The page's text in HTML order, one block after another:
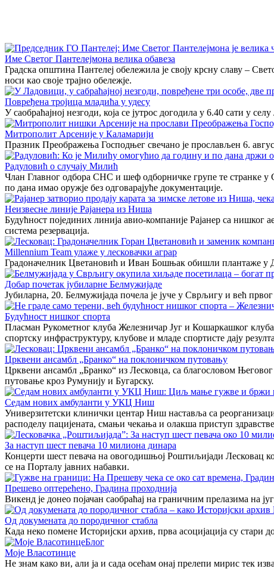
Име Светог Пантелејмона велика обавеза
Градска општина Пантелеј обележила је своју крсну славу –
носи као своје трајно обележје.
Повређена тројица младића у удесу
У саобраћајној незгоди, која се јутрос догодила у 6.40 сати у
Митрополит Арсеније у Каламарији
Празник Преображења Господњег свечано је прослављен 6.
Радуловић о случају Милић
Члан Главног одбора СНС и шеф одборничке групе те странке
по дана имао оружје без одговарајуће документације.
Неизвесне линије Рајанера из Ниша
Будућност појединих линија авио-компаније Рајанер са нишког
система резервација.
Millennium Team улаже у лесковачки аграр
Градоначелник Цветановић и Иван Бошњак обишли плантаже
Добар почетак јубиларне Белмужијаде
Јубиларна, 20. Белмужијада почела је јуче у Сврљигу и већ
Будућност нишког спорта
Пласман Рукометног клуба Железничар Југ и Кошаркашког
спортску инфраструктуру, клубове и младе спортисте дају
Црквени ансамбл „Бранко“ на поклоничком путовању
Црквени ансамбл „Бранко“ из Лесковца, са благословом
путовање кроз Румунију и Бугарску.
Седам нових амбуланти у УКЦ Ниш
Универзитетски клинички центар Ниш наставља са
расподелу пацијената, смањи чекања и олакша приступ
За наступ шест певача 10 милиона динара
Концерти шест певача на овогодишњој Роштиљијади Лесковац
се на Порталу јавних набавки.
Прешево оптерећено, Градина проходнија
Викенд је донео појачан саобраћај на граничним прелазима на
Од докумената до породичног стабла
Када неко помене Историјски архив, прва асоцијација су
Блог
Моје Власотинце
Не знам како ви, али ја и сада осећам онај прелепи мирис тек